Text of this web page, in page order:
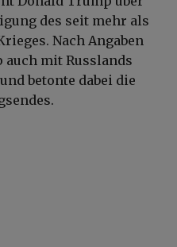
des seit mehr als
Nach Angaben
mit Russlands
betonte dabei die